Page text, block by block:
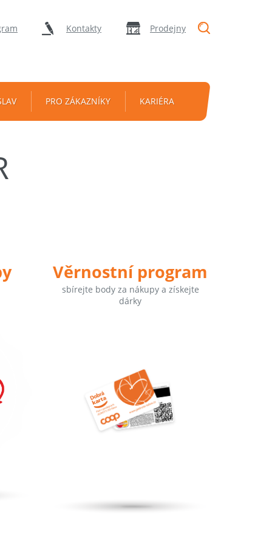
Kontakty Prodejny
PRO ZÁKAZNÍKY KARIÉRA
Věrnostní program
sbírejte body za nákupy a získejte
dárky